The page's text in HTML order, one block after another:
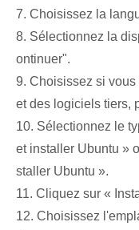
7. Choisissez la
8. Sélectionnez la
ontinuer".
9. Choisissez si
et des logiciels tiers,
10. Sélectionnez le
et installer Ubuntu »
staller Ubuntu ».
11. Cliquez sur «
12. Choisissez